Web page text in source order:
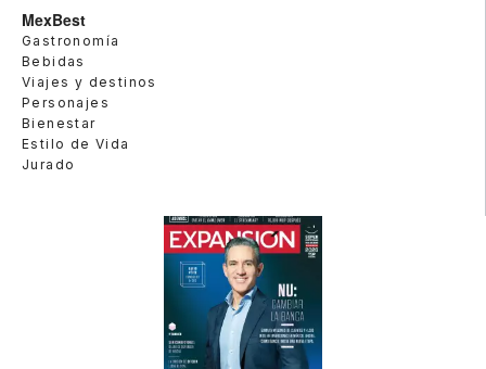
MexBest
Gastronomía
Bebidas
Viajes y destinos
Personajes
Bienestar
Estilo de Vida
Jurado